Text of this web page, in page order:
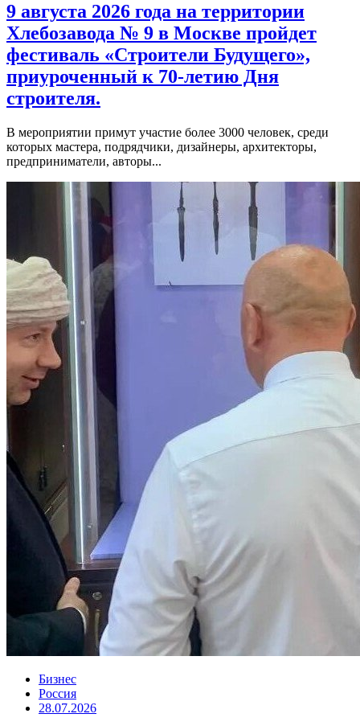
9 августа 2026 года на территории
Хлебозавода № 9 в Москве пройдет
фестиваль «Строители Будущего»,
приуроченный к 70-летию Дня
строителя.
В мероприятии примут участие более 3000 человек, среди
которых мастера, подрядчики, дизайнеры, архитекторы,
предприниматели, авторы...
Бизнес
Россия
28.07.2026